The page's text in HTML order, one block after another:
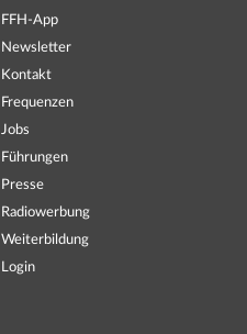
FFH-App
Newsletter
Kontakt
Frequenzen
Jobs
Führungen
Presse
Radiowerbung
Weiterbildung
Login